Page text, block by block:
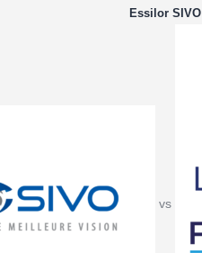
Essilor SIVO
vs